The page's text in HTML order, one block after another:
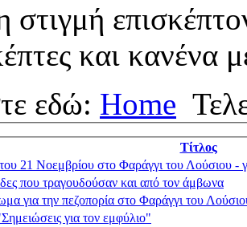
στιγμή
και κανένα
εδώ: Home
Τίτλος
21 Νοεμβρίου στο Φαράγγι του Λούσιου -
που τραγουδούσαν και από τον άμβωνα
για την πεζοπορία στο Φαράγγι του
για τον εμφύλιο"